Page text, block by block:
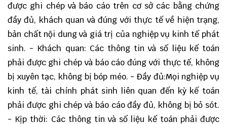
được ghi chép và báo cáo trên cơ sở các bằng chứng
đầy đủ, khách quan và đúng với thực tế về hiện trạng,
bản chất nội dung và giá trị của nghiệp vụ kinh tế phát
sinh. - Khách quan: Các thông tin và số liệu kế toán
phải được ghi chép và báo cáo đúng với thực tế, không
bị xuyên tạc, không bị bóp méo. - Đầy đủ:Mọi nghiệp vụ
kinh tế, tài chính phát sinh liên quan đến kỳ kế toán
phải được ghi chép và báo cáo đầy đủ, không bị bỏ sót.
- Kịp thời: Các thông tin và số liệu kế toán phải được